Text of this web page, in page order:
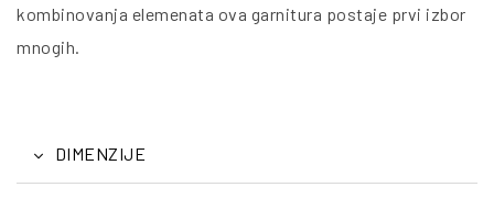
kombinovanja elemenata ova garnitura postaje prvi izbor
mnogih.
DIMENZIJE